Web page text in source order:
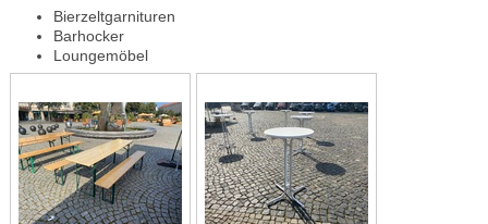
Bierzeltgarnituren
Barhocker
Loungemöbel